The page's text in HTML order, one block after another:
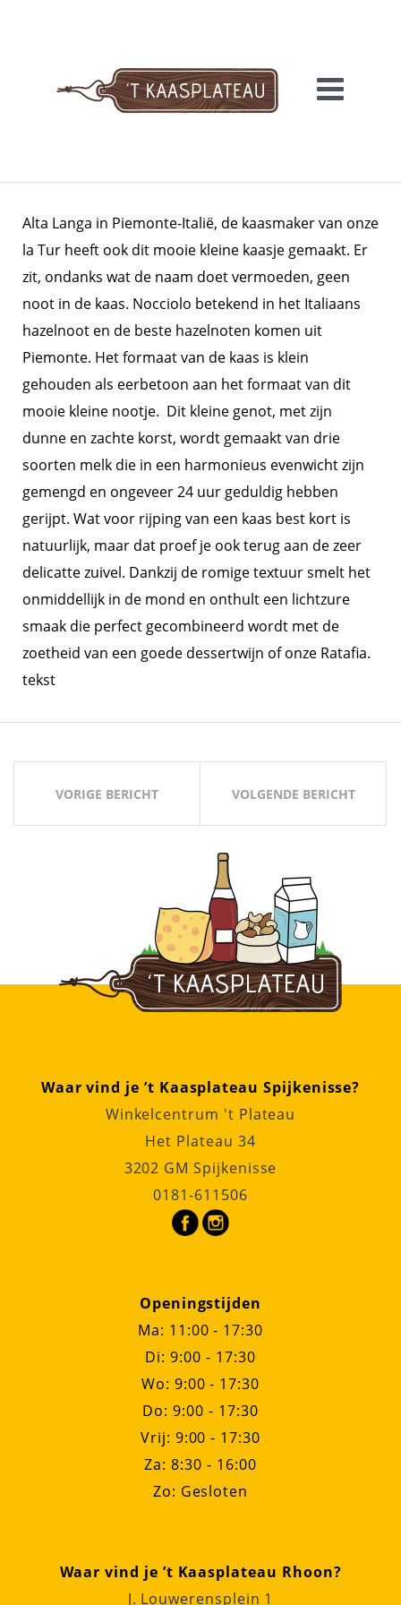
Alta Langa in Piemonte-Italië, de kaasmaker van onze
la Tur heeft ook dit mooie kleine kaasje gemaakt. Er
zit, ondanks wat de naam doet vermoeden, geen
noot in de kaas. Nocciolo betekend in het Italiaans
hazelnoot en de beste hazelnoten komen uit
Piemonte. Het formaat van de kaas is klein
gehouden als eerbetoon aan het formaat van dit
mooie kleine nootje. Dit kleine genot, met zijn
dunne en zachte korst, wordt gemaakt van drie
soorten melk die in een harmonieus evenwicht zijn
gemengd en ongeveer 24 uur geduldig hebben
gerijpt. Wat voor rijping van een kaas best kort is
natuurlijk, maar dat proef je ook terug aan de zeer
delicatte zuivel. Dankzij de romige textuur smelt het
onmiddellijk in de mond en onthult een lichtzure
smaak die perfect gecombineerd wordt met de
zoetheid van een goede dessertwijn of onze Ratafia.
tekst
Bericht
navigatie
VORIGE BERICHT VOLGENDE BERICHT
Waar vind je ’t Kaasplateau Spijkenisse?
Winkelcentrum 't Plateau
Het Plateau 34
3202 GM Spijkenisse
0181-611506
Openingstijden
Ma: 11:00 - 17:30
Di: 9:00 - 17:30
Wo: 9:00 - 17:30
Do: 9:00 - 17:30
Vrij: 9:00 - 17:30
Za: 8:30 - 16:00
Zo: Gesloten
Waar vind je ’t Kaasplateau Rhoon?
J. Louwerensplein 1